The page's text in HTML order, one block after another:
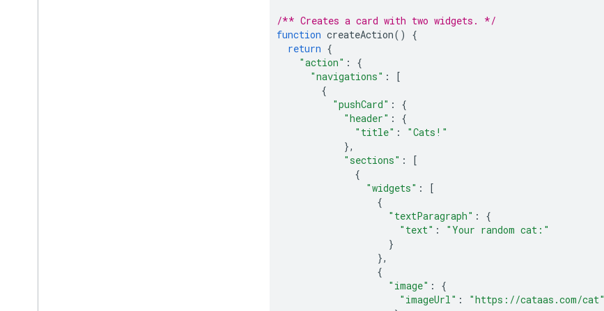
/** Creates a card with two widgets. */
function createAction()
{
return {
"action" :
{
"navigations" :
[
{
"pushCard" :
{
"header" :
{
"title" :
"Cats!"
},
"sections" :
[
{
"widgets" :
[
{
"textParagraph" :
{
"text" :
"Your random cat:"
}
},
{
"image" :
{
"imageUrl" :
"https://cataas.com/cat"